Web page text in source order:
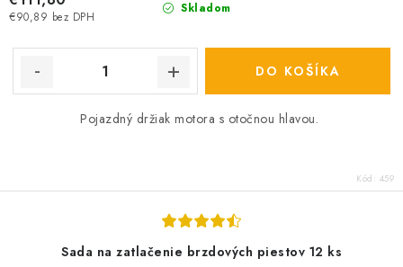
Skladom
€90,89 bez DPH
DO KOŠÍKA
Pojazdný držiak motora s otočnou hlavou.
Kód: 459
Sada na zatlačenie brzdových piestov 12 ks